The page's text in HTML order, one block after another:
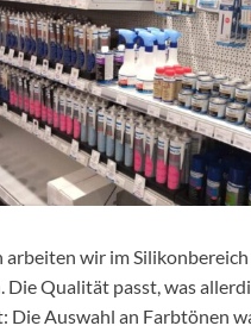
arbeiten wir im
Die Qualität passt, was
Die Auswahl an Farbtönen